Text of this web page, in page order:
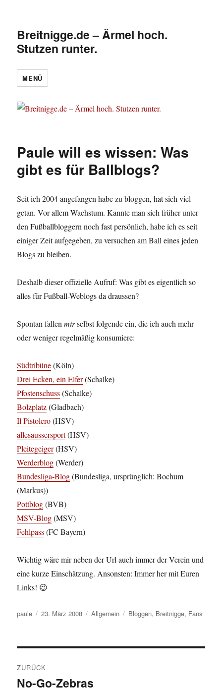
Breitnigge.de – Ärmel hoch.
Stutzen runter.
MENÜ
Paule will es wissen: Was
gibt es für Ballblogs?
Seit ich 2004 angefangen habe zu bloggen, hat sich viel
getan. Vor allem Wachstum. Kannte man sich früher unter
den Fußballbloggern noch fast persönlich, habe ich es seit
einiger Zeit aufgegeben, zu versuchen am Ball eines jeden
Blogs zu bleiben.
Deshalb dieser offizielle Aufruf: Was gibt es eigentlich so
alles für Fußball-Weblogs da draussen?
Spontan fallenmirselbst folgende ein, die ich auch mehr
oder weniger regelmäßig konsumiere:
Südtribüne(Köln)
Drei Ecken, ein Elfer(Schalke)
Pfostenschuss(Schalke)
Bolzplatz(Gladbach)
Il Pistolero(HSV)
allesaussersport(HSV)
Pleitegeiger(HSV)
Werderblog(Werder)
Bundesliga-Blog(Bundesliga, ursprünglich: Bochum
(Markus))
Pottblog(BVB)
MSV-Blog(MSV)
Fehlpass(FC Bayern)
Wichtig wäre mir neben der Url auch immer der Verein und
eine kurze Einschätzung. Ansonsten: Immer her mit Euren
Links! 😉
Autor
paule
Veröffentlicht
23. März 2008 Kategorien
Allgemein Schlagwörter
Bloggen, Breitnigge, Fans
ZURÜCK
Vorheriger
No-Go-Zebras